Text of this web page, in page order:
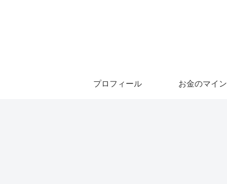
プロフィール お金のマイ